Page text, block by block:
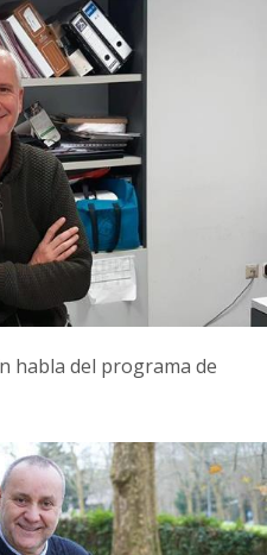
habla del programa de